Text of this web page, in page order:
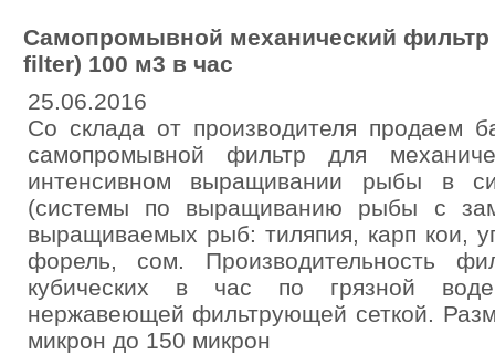
Самопромывной механический фильтр
filter) 100 м3 в час
25.06.2016
Со склада от производителя продаем
самопромывной фильтр для
интенсивном выращивании рыбы в
(системы по выращиванию рыбы с
выращиваемых рыб: тиляпия, карп кои,
форель, сом. Производительность
кубических в час по грязной
нержавеющей фильтрующей сеткой.
микрон до 150 микрон